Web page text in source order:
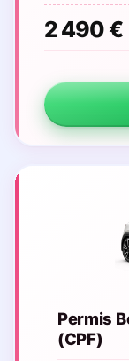
2 490 €
Permis
(CPF)